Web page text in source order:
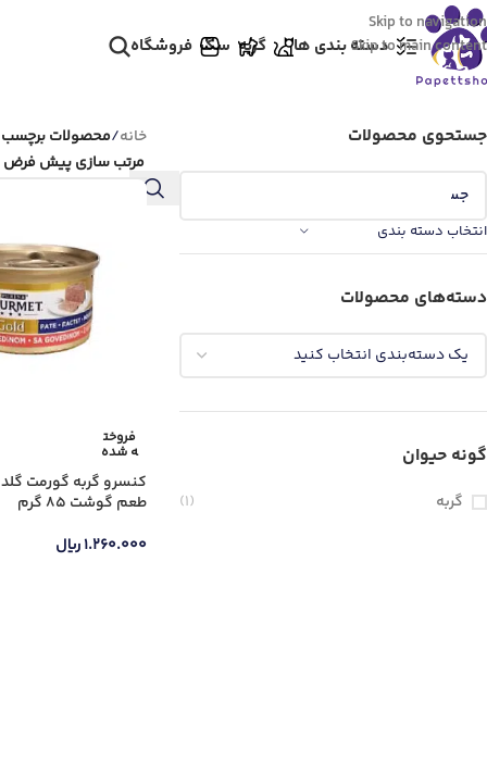
Skip to navigation
Skip to main contentدسته بندی ها گربه سگ فروشگاه
جستحوی محصولات
انتخاب دسته بندی
دسته‌های محصولات
گونه حیوان
گربه (1)
خانه/محصولات برچسب
فروخت
ه شده
کنسرو گربه گورمت
طعم گوشت 85 گرم
۱.۲۶۰.۰۰۰ریال